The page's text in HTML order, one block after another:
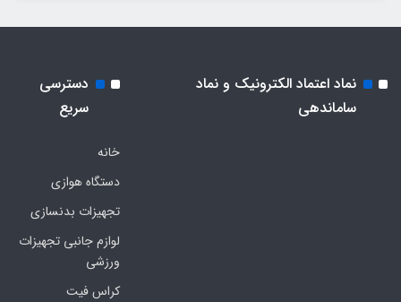
نماد اعتماد الکترونیک و نماد
ساماندهی
دسترسی
سریع
خانه
دستگاه هوازی
تجهیزات بدنسازی
لوازم جانبی تجهیزات
ورزشی
کراس فیت